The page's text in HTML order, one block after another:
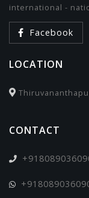
international -
Facebook
LOCATION
CONTACT